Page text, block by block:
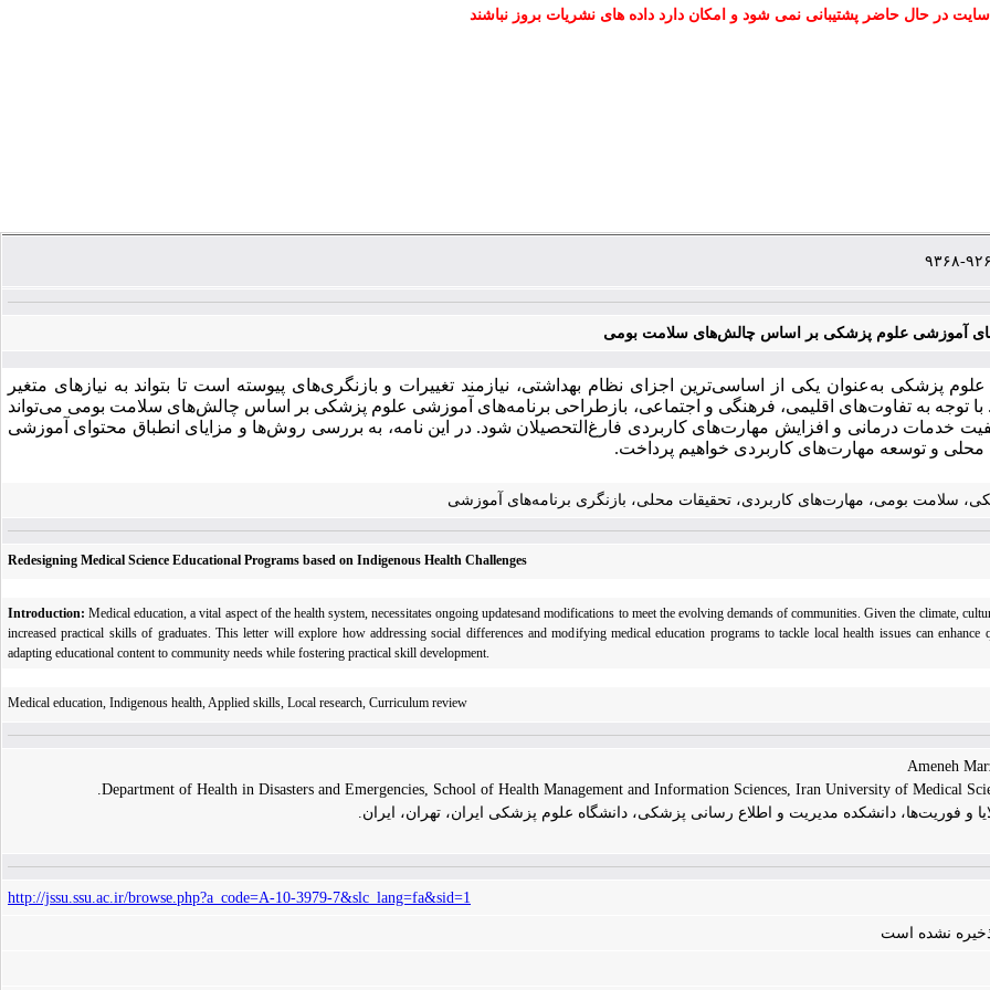
در حال حاضر پشتیبانی نمی شود و امکان دارد داده های نشریات بروز نباشند
آموزشی علوم پزشکی بر اساس چالش‌های سلامت بومی
پزشکی به‌عنوان یکی از اساسی‌ترین اجزای نظام بهداشتی، نیازمند تغییرات و بازنگری‌های پیوسته است تا بتواند به نیازهای متغیر
با توجه به تفاوت‌های اقلیمی، فرهنگی و اجتماعی، بازطراحی برنامه‌های آموزشی علوم پزشکی بر اساس چالش‌های سلامت بومی می‌تواند
خدمات درمانی و افزایش مهارت‌های کاربردی فارغ‌التحصیلان شود. در این نامه، به بررسی روش‌ها و مزایای انطباق محتوای آموزشی
محلی و توسعه مهارت‌های کاربردی خواهیم پرداخت.
سلامت بومی، مهارت‌های کاربردی، تحقیقات محلی، بازنگری برنامه‌های آموزشی
Redesigning Medical Science Educational Programs based on Indigenous Health Challenges
Introduction: Medical education, a vital aspect of the health system, necessitates ongoing updatesand modifications to meet the evolving demands of communities. Given the climate,
increased practical skills of graduates. This letter will explore how addressing social differences and modifying medical education programs to tackle local health issues can enhance
adapting educational content to community needs while fostering practical skill development.
Medical education, Indigenous health, Applied skills, Local research, Curriculum review
Department of Health in Disasters and Emergencies, School of Health Management and Information Sciences, Iran University of Medical
و فوریت‌ها، دانشکده مدیریت و اطلاع رسانی پزشکی، دانشگاه علوم پزشکی ایران، تهران، ایران.
http://jssu.ssu.ac.ir/browse.php?a_code=A-10-3979-7&slc_lang=fa&sid=1
ذخیره نشده است